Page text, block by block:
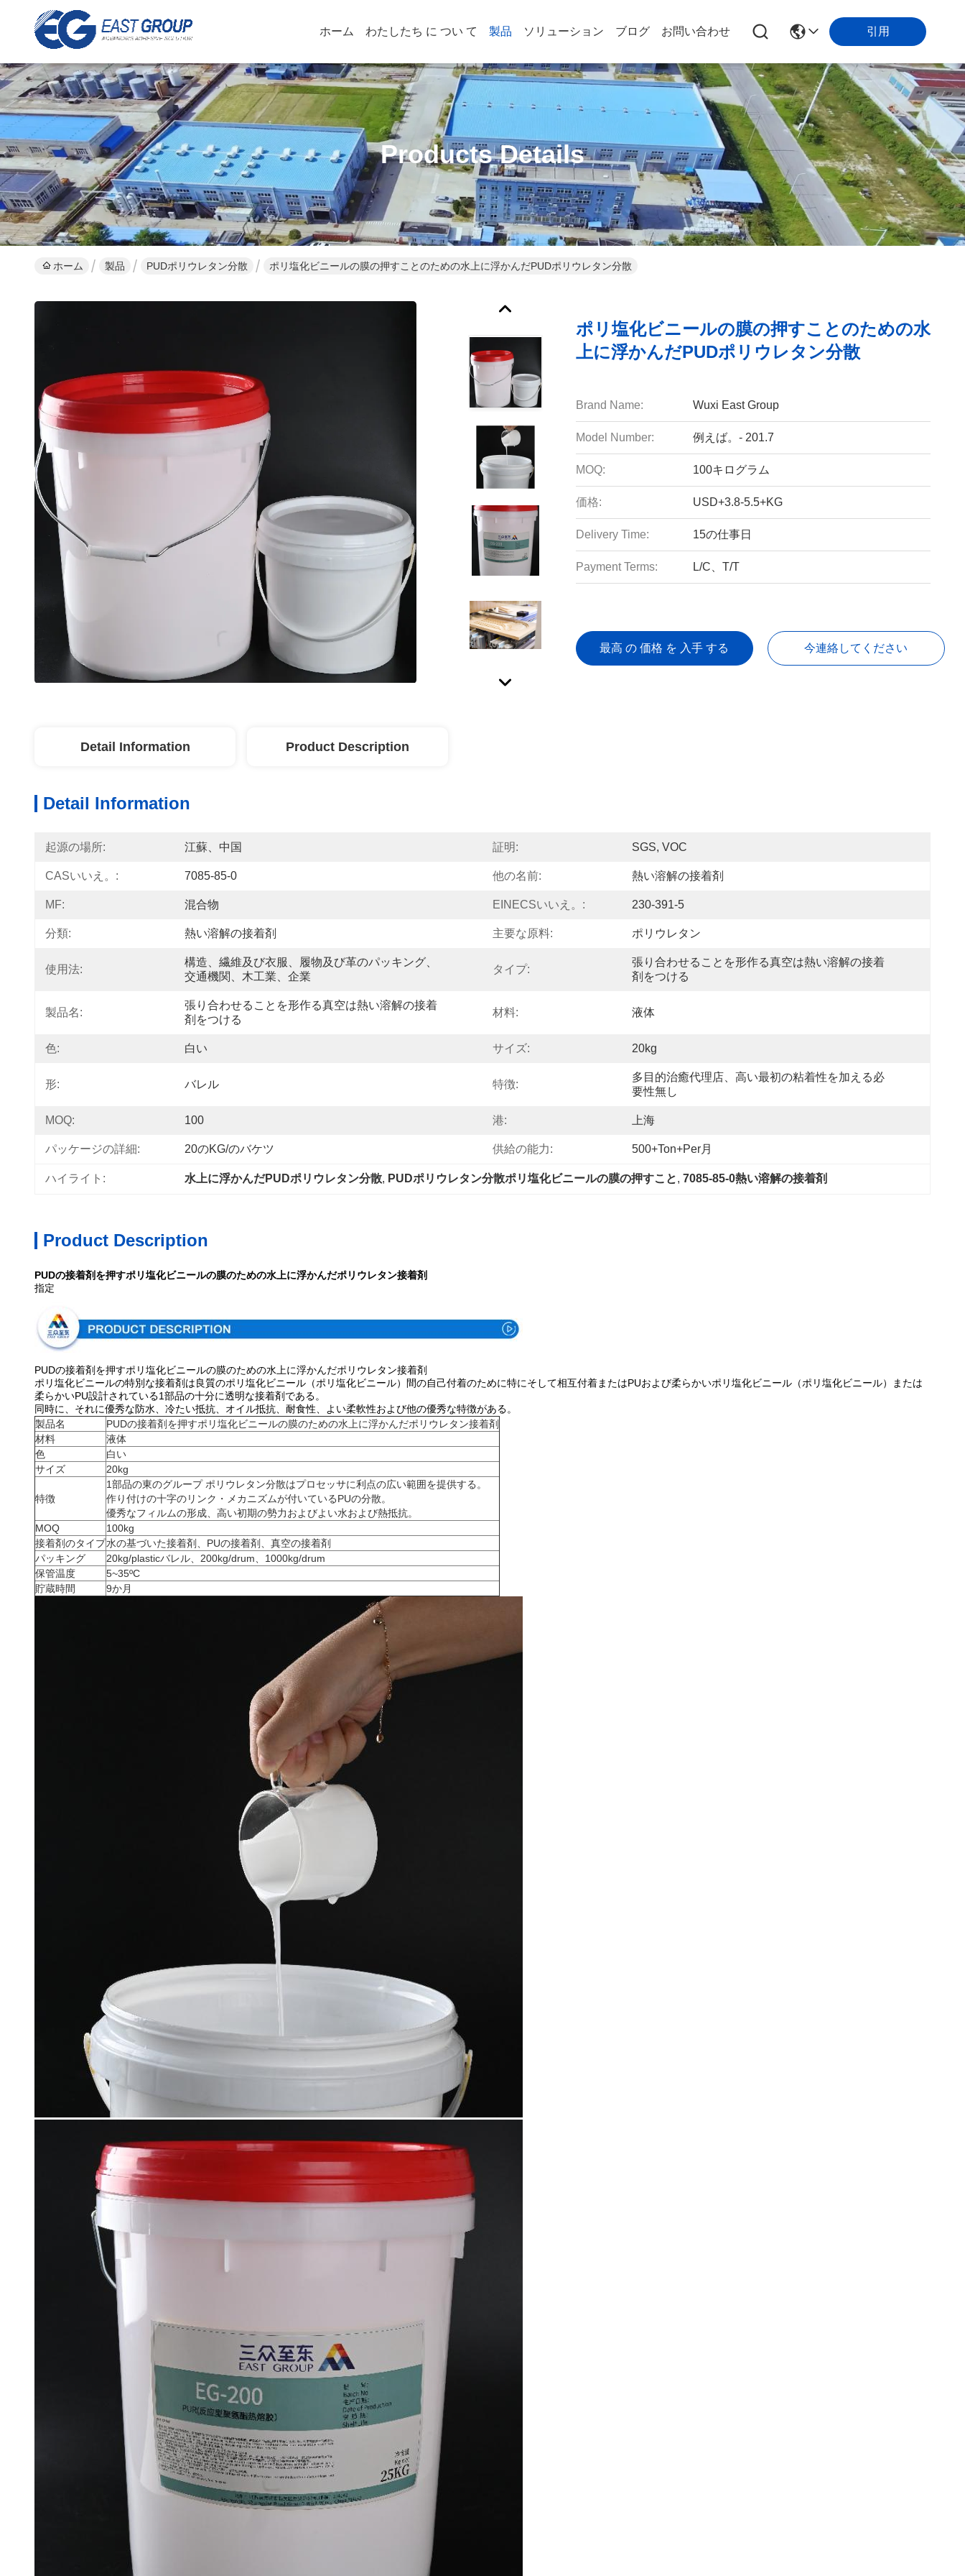
ホーム わたしたち に つい て 製品 ソリューション ブログ お問い合わせ 引用
Products Details
ホーム 製品 PUDポリウレタン分散 ポリ塩化ビニールの膜の押すことのための水上に浮かんだPUDポリウレタン分散
ポリ塩化ビニールの膜の押すことのための水
上に浮かんだPUDポリウレタン分散
Brand Name: Wuxi East Group
Model Number: 例えば。- 201.7
MOQ: 100キログラム
価格: USD+3.8-5.5+KG
Delivery Time: 15の仕事日
Payment Terms: L/C、T/T
最高 の 価格 を 入手 する 今連絡してください
Detail Information Product Description
Detail Information
起源の場所: 江蘇、中国 証明: SGS, VOC
CASいいえ。: 7085-85-0 他の名前: 熱い溶解の接着剤
MF: 混合物 EINECSいいえ。: 230-391-5
分類: 熱い溶解の接着剤 主要な原料: ポリウレタン
使用法:
構造、繊維及び衣服、履物及び革のパッキング、
交通機関、木工業、企業
タイプ:
張り合わせることを形作る真空は熱い溶解の接着
剤をつける
製品名:
張り合わせることを形作る真空は熱い溶解の接着
剤をつける
材料: 液体
色: 白い サイズ: 20kg
形: バレル 特徴:
多目的治癒代理店、高い最初の粘着性を加える必
要性無し
MOQ: 100 港: 上海
パッケージの詳細: 20のKG/のバケツ 供給の能力: 500+Ton+per月
ハイライト: 水上に浮かんだPUDポリウレタン分散, PUDポリウレタン分散ポリ塩化ビニールの膜の押すこと, 7085-85-0熱い溶解の接着剤
Product Description
PUDの接着剤を押すポリ塩化ビニールの膜のための水上に浮かんだポリウレタン接着剤
指定
PUDの接着剤を押すポリ塩化ビニールの膜のための水上に浮かんだポリウレタン接着剤
ポリ塩化ビニールの特別な接着剤は良質のポリ塩化ビニール（ポリ塩化ビニール）間の自己付着のために特にそして相互付着またはPUおよび柔らかいポリ塩化ビニール（ポリ塩化ビニール）または
柔らかいPU設計されている1部品の十分に透明な接着剤である。
同時に、それに優秀な防水、冷たい抵抗、オイル抵抗、耐食性、よい柔軟性および他の優秀な特徴がある。
製品名
PUDの接着剤を押すポリ塩化ビニールの膜のための水上に浮かんだポリウレタン接着剤
材料
液体
色
白い
サイズ
20kg
特徴
1部品の東のグループ ポリウレタン分散はプロセッサに利点の広い範囲を提供する。
作り付けの十字のリンク・メカニズムが付いているPUの分散。
優秀なフィルムの形成、高い初期の勢力およびよい水および熱抵抗。
MOQ
100kg
接着剤のタイプ水の基づいた接着剤、PUの接着剤、真空の接着剤
パッキング
20kg/plasticバレル、200kg/drum、1000kg/drum
保管温度
5~35ºC
貯蔵時間
9か月